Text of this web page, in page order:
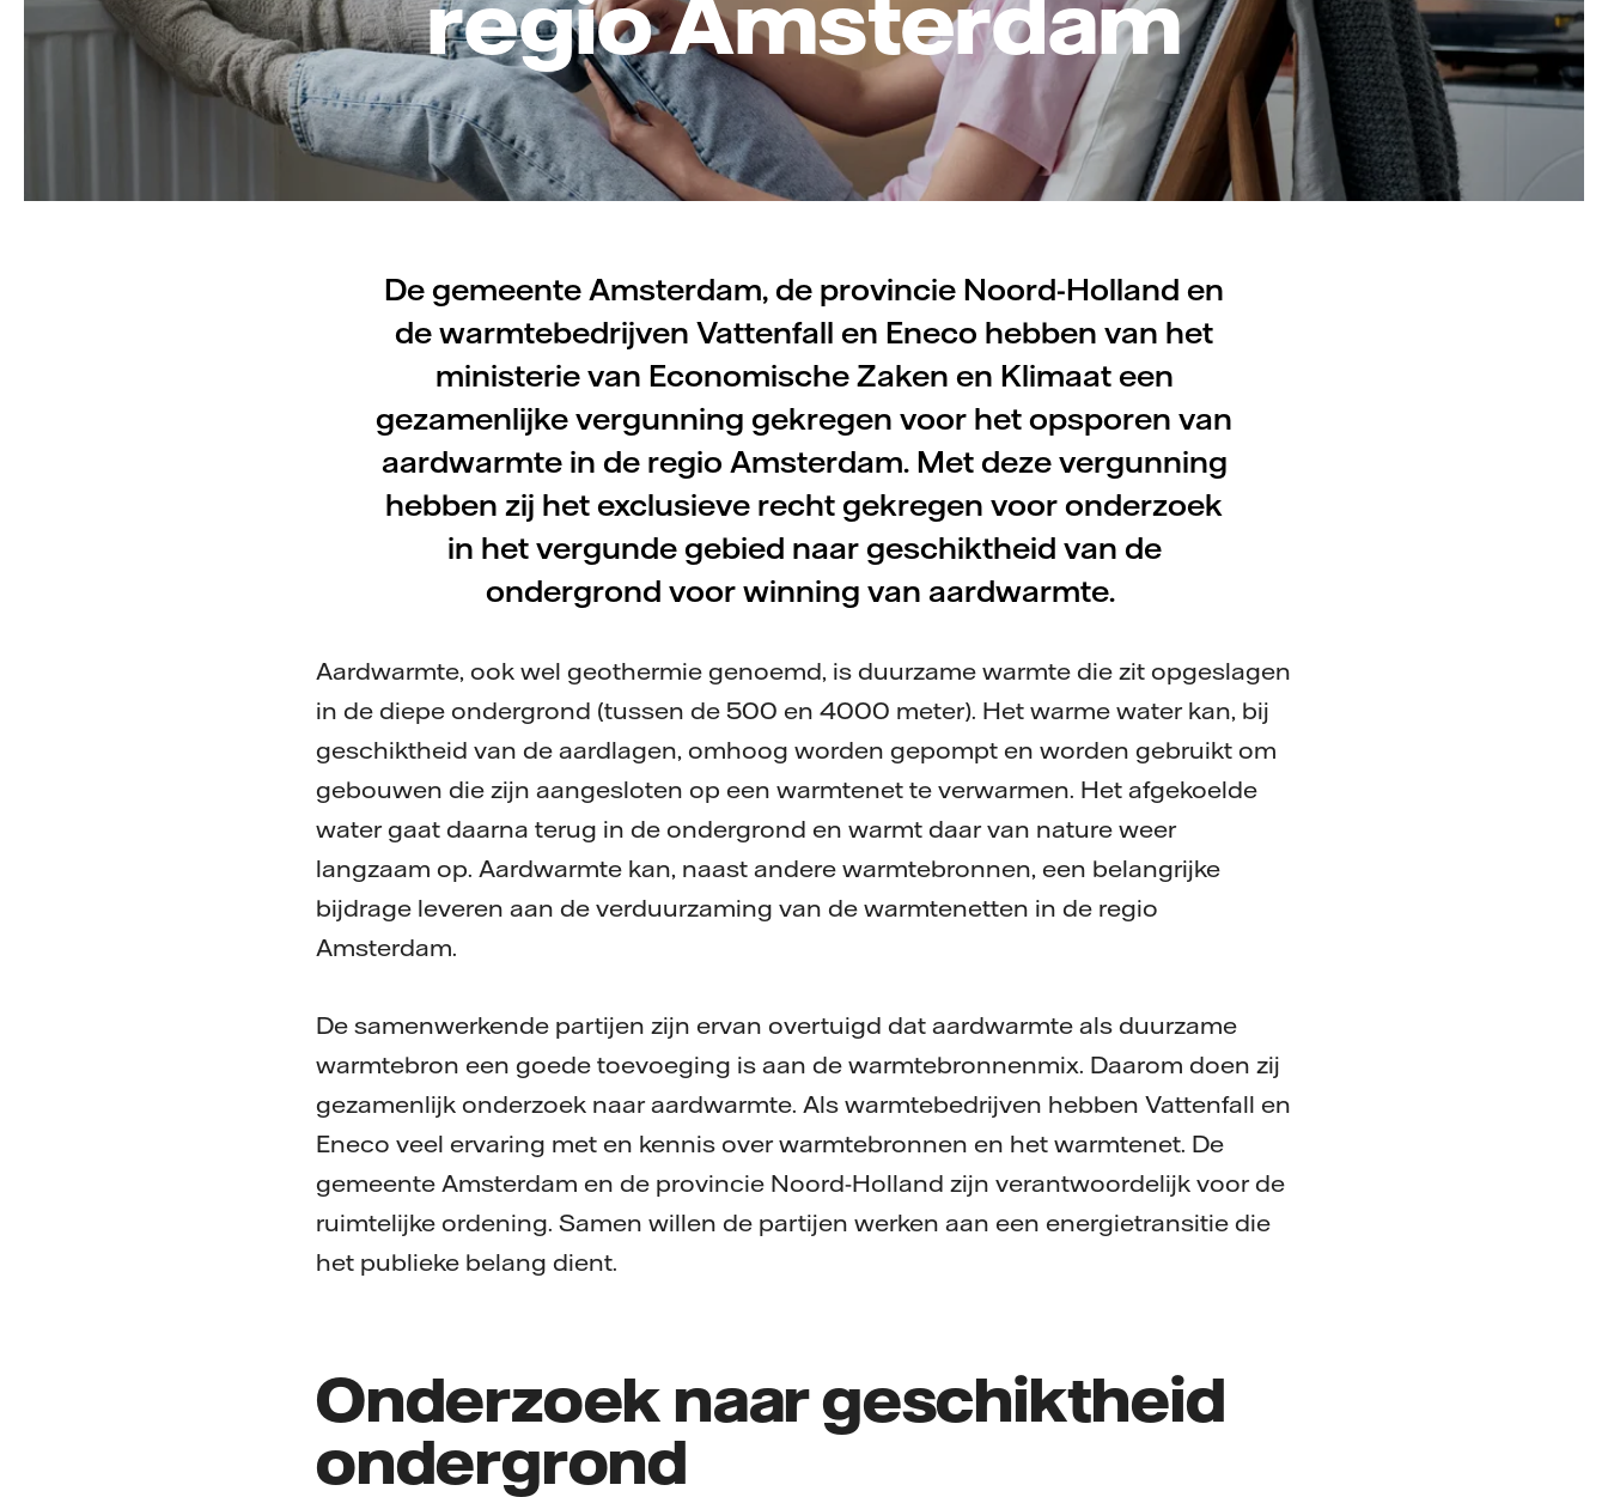
De gemeente Amsterdam, de provincie Noord-Holland en
de warmtebedrijven Vattenfall en Eneco hebben van het
ministerie van Economische Zaken en Klimaat een
gezamenlijke vergunning gekregen voor het opsporen van
aardwarmte in de regio Amsterdam. Met deze vergunning
hebben zij het exclusieve recht gekregen voor onderzoek
in het vergunde gebied naar geschiktheid van de
ondergrond voor winning van aardwarmte.
Aardwarmte, ook wel geothermie genoemd, is duurzame warmte die zit opgeslagen
in de diepe ondergrond (tussen de 500 en 4000 meter). Het warme water kan, bij
geschiktheid van de aardlagen, omhoog worden gepompt en worden gebruikt om
gebouwen die zijn aangesloten op een warmtenet te verwarmen. Het afgekoelde
water gaat daarna terug in de ondergrond en warmt daar van nature weer
langzaam op. Aardwarmte kan, naast andere warmtebronnen, een belangrijke
bijdrage leveren aan de verduurzaming van de warmtenetten in de regio
Amsterdam.
De samenwerkende partijen zijn ervan overtuigd dat aardwarmte als duurzame
warmtebron een goede toevoeging is aan de warmtebronnenmix. Daarom doen zij
gezamenlijk onderzoek naar aardwarmte. Als warmtebedrijven hebben Vattenfall en
Eneco veel ervaring met en kennis over warmtebronnen en het warmtenet. De
gemeente Amsterdam en de provincie Noord-Holland zijn verantwoordelijk voor de
ruimtelijke ordening. Samen willen de partijen werken aan een energietransitie die
het publieke belang dient.
Onderzoek naar geschiktheid
ondergrond